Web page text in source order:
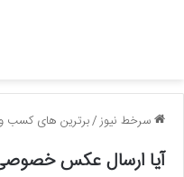
سرخط نیوز/برترین های کسب و
آیا ارسال عکس